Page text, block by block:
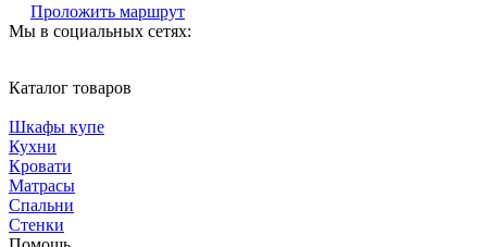
Проложить маршрут
Мы в социальных сетях:
Каталог товаров
Шкафы купе
Кухни
Кровати
Матрасы
Cпальни
Стенки